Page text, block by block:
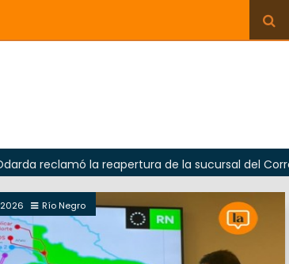
la reapertura de la sucursal del Correo
Río Negro